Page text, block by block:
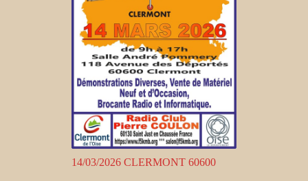
14/03/2026 CLERMONT 60600